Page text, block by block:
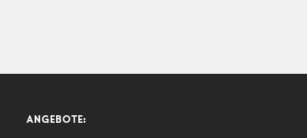
ANGEBOTE: